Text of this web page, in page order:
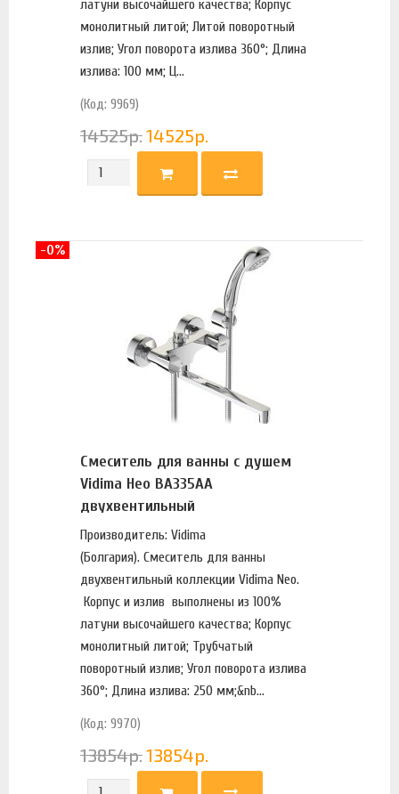
латуни высочайшего качества; Корпус
монолитный литой; Литой поворотный
излив; Угол поворота излива 360°; Длина
излива: 100 мм; Ц...
(Код: 9969)
14525р.14525р.
Смеситель для ванны с душем
Vidima Нео BA335AA
двухвентильный
Производитель: Vidima
(Болгария). Смеситель для ванны
двухвентильный коллекции Vidima Neo.
Корпус и излив выполнены из 100%
латуни высочайшего качества; Корпус
монолитный литой; Трубчатый
поворотный излив; Угол поворота излива
360°; Длина излива: 250 мм;&nb...
(Код: 9970)
13854р.13854р.
-0%